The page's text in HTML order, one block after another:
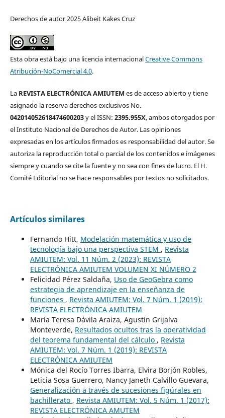
Derechos de autor 2025 Alibeit Kakes Cruz
Esta obra está bajo una licencia internacionalCreative Commons
Atribución-NoComercial 4.0.
La REVISTA ELECTRÓNICA AMIUTEM es de acceso abierto y tiene
asignado la reserva derechos exclusivos No.
042014052618474600203y el ISSN: 2395.955X, ambos otorgados por
el Instituto Nacional de Derechos de Autor. Las opiniones
expresadas en los artículos firmados es responsabilidad del autor. Se
autoriza la reproducción total o parcial de los contenidos e imágenes
siempre y cuando se cite la fuente y no sea con fines de lucro. El H.
Comité Editorial no se hace responsables por textos no solicitados.
Artículos similares
Fernando Hitt, Modelación matemática y uso de
tecnología bajo una perspectiva STEM , Revista
AMIUTEM: Vol. 11 Núm. 2 (2023): REVISTA
ELECTRÓNICA AMIUTEM VOLUMEN XI NÚMERO 2
Felicidad Pérez Saldaña, Uso de GeoGebra como
estrategia de aprendizaje en la enseñanza de
funciones , Revista AMIUTEM: Vol. 7 Núm. 1 (2019):
REVISTA ELECTRÓNICA AMIUTEM
María Teresa Dávila Araiza, Agustín Grijalva
Monteverde, Resultados ocultos tras la operatividad
del teorema fundamental del cálculo , Revista
AMIUTEM: Vol. 7 Núm. 1 (2019): REVISTA
ELECTRÓNICA AMIUTEM
Mónica del Rocío Torres Ibarra, Elvira Borjón Robles,
Leticia Sosa Guerrero, Nancy Janeth Calvillo Guevara,
Generalización a través de sucesiones figúrales en
bachillerato , Revista AMIUTEM: Vol. 5 Núm. 1 (2017):
REVISTA ELECTRÓNICA AMUTEM